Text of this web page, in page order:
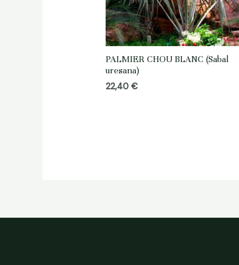
PALMIER CHOU BLANC (Sabal
uresana)
22,40 €